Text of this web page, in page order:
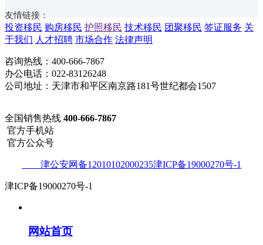
友情链接：
投资移民 购房移民 护照移民 技术移民 团聚移民 签证服务 关
于我们 人才招聘 市场合作 法律声明
咨询热线：400-666-7867
办公电话：022-83126248
公司地址：天津市和平区南京路181号世纪都会1507
全国销售热线 400-666-7867
官方手机站
官方公众号
津公安网备12010102000235津ICP备19000270号-1
津ICP备19000270号-1
网站首页